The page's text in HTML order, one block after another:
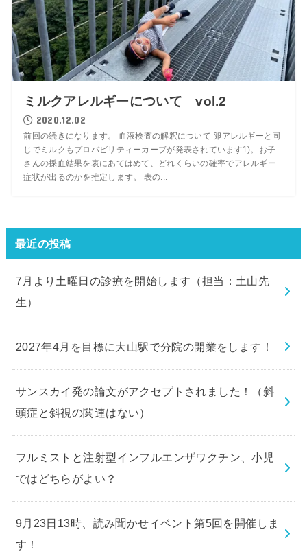
ミルクアレルギーについて vol.2
2020.12.02
前回の続きになります。 血液検査の解釈について 卵アレルギーと同
じでミルクもプロバビリティーカーブが発表されています1)。お子
さんの採血結果を表にあてはめて、どれくらいの確率でアレルギー
症状が出るのかを推定します。 表の...
最近の投稿
7月より土曜日の診療を開始します（担当：土山先
生）
2027年4月を目標に大山駅で分院の開業をします！
サンスカイ発の論文がアクセプトされました！（斜
頭症と斜視の関連はない）
フルミストと注射型インフルエンザワクチン、小児
ではどちらがよい？
9月23日13時、読み聞かせイベント第5回を開催しま
す！